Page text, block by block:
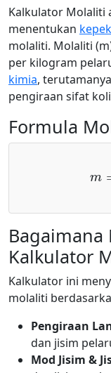
Kalkulator Molaliti
menentukan
molaliti. Molaliti
per kilogram
kimia,
pengiraan sifat
Formula
mol
Kalkulator
Kalkulator ini
molaliti
Pengiraan
dan jisim
Mod Jisim &